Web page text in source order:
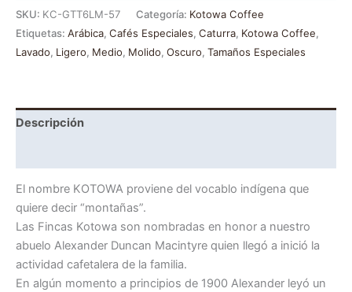
SKU: KC-GTT6LM-57 Categoría: Kotowa Coffee
Etiquetas: Arábica, Cafés Especiales, Caturra, Kotowa Coffee,
Lavado, Ligero, Medio, Molido, Oscuro, Tamaños Especiales
Descripción
El nombre KOTOWA proviene del vocablo indígena que
quiere decir “montañas”.
Las Fincas Kotowa son nombradas en honor a nuestro
abuelo Alexander Duncan Macintyre quien llegó a inició la
actividad cafetalera de la familia.
En algún momento a principios de 1900 Alexander leyó un